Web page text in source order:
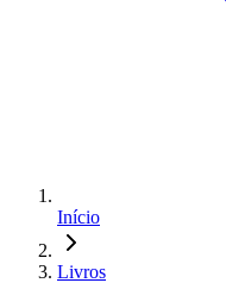
Início
Livros